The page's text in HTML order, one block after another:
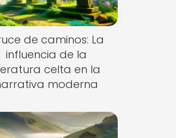
de caminos: La
influencia de la
celta en la
moderna